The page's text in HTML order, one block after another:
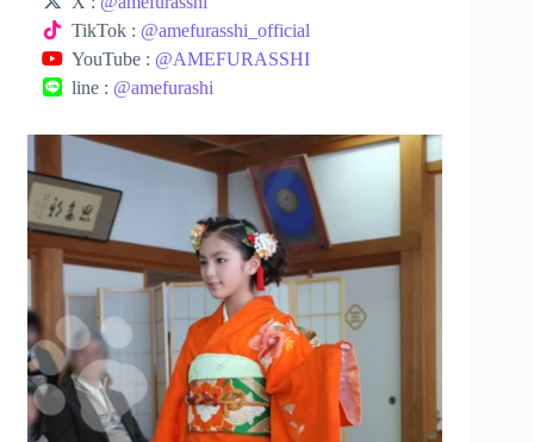
TikTok : @amefurasshi_official
YouTube : @AMEFURASSHI
line : @amefurashi